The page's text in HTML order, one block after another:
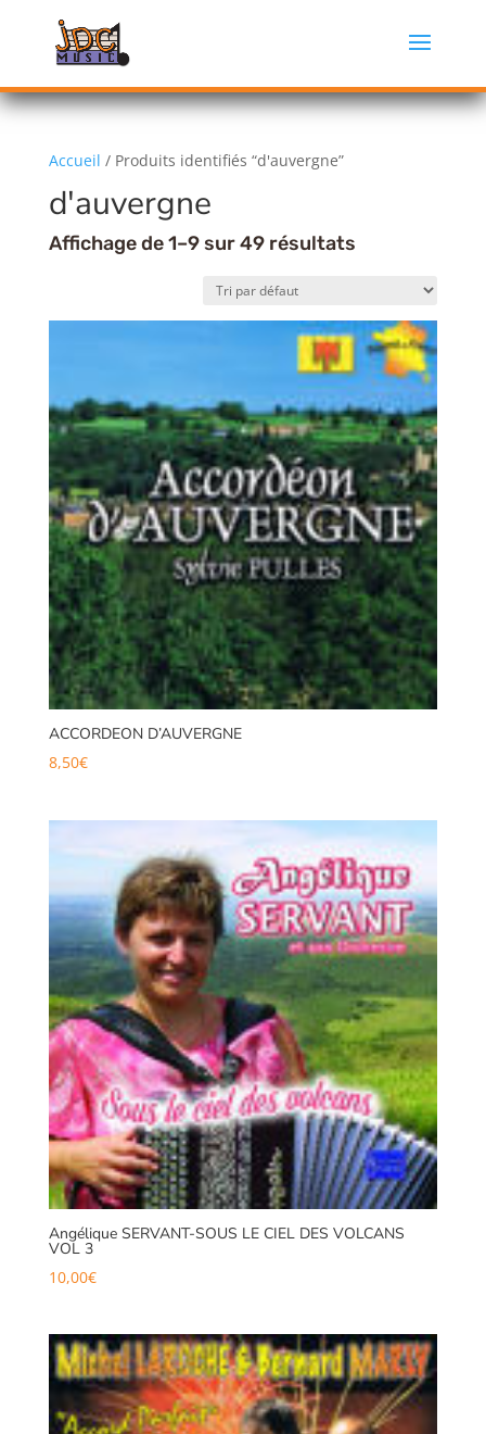
Accueil / Produits identifiés “d'auvergne”
d'auvergne
Affichage de 1–9 sur 49 résultats
ACCORDEON D’AUVERGNE
8,50€
Angélique SERVANT-SOUS LE CIEL DES VOLCANS
VOL 3
10,00€